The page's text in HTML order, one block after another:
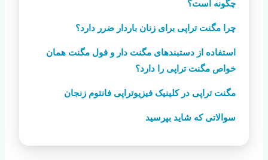
چگونه است؟
چرا مگنت تراپی برای زنان باردار ضرر دارد؟
استفاده از دستبندهای مگنت دار و فول مگنت همان
خواص مگنت تراپی را دارد؟
مگنت تراپی در کلینیک فیزیوتراپی فانتوم زنجان
سوالاتی که شاید بپرسید